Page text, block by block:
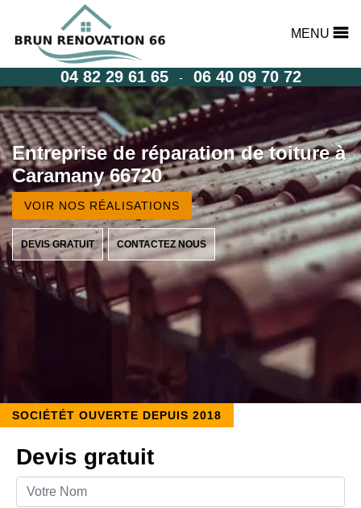
MENU
04 82 29 61 65 - 06 40 09 70 72
Entreprise de réparation de toiture à
Caramany 66720
VOIR NOS RÉALISATIONS
DEVIS GRATUIT CONTACTEZ NOUS
SOCIÉTÉT OUVERTE DEPUIS 2018
Devis gratuit